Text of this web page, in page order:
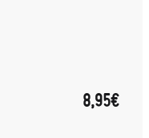
8,95€